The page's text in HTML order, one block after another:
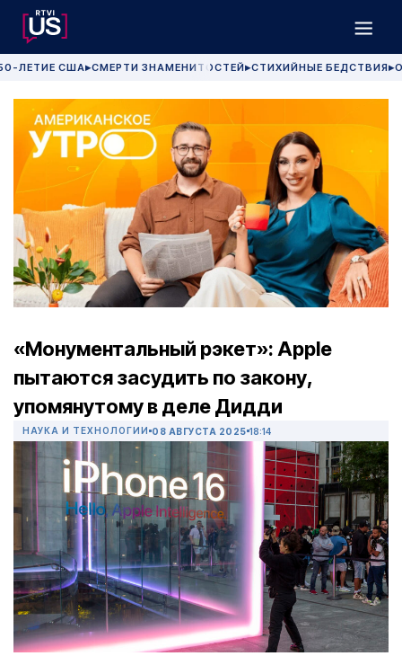
ЛЕТИЕ США▶СМЕРТИ ЗНАМЕНИТОСТЕЙ▶СТИХИЙНЫЕ БЕДСТВИЯ▶
«Монументальный рэкет»: Apple
пытаются засудить по закону,
упомянутому в деле Дидди
НАУКА И ТЕХНОЛОГИИ 08 АВГУСТА 2025 18:14